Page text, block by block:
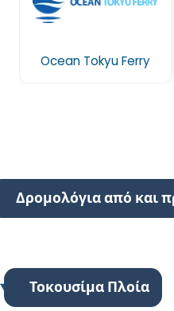
Ocean Tokyu Ferry
Δρομολόγια από και
Τοκουσίμα Πλοία